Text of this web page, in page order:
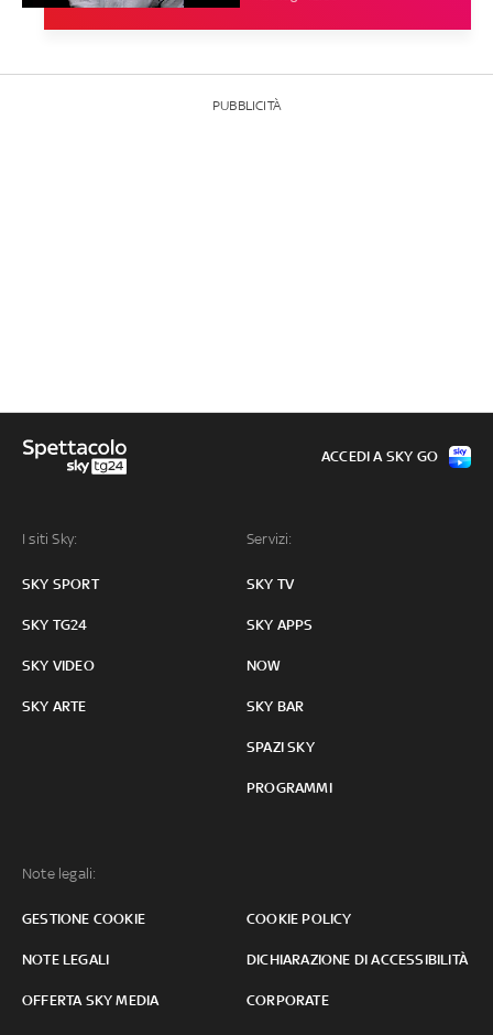
PUBBLICITÀ
I siti Sky:
SKY SPORT
SKY TG24
SKY VIDEO
SKY ARTE
Servizi:
SKY TV
SKY APPS
NOW
SKY BAR
SPAZI SKY
PROGRAMMI
Note legali:
GESTIONE COOKIE COOKIE POLICY
NOTE LEGALI DICHIARAZIONE DI ACCESSIBILITÀ
OFFERTA SKY MEDIA CORPORATE
ACCEDI A SKY GO